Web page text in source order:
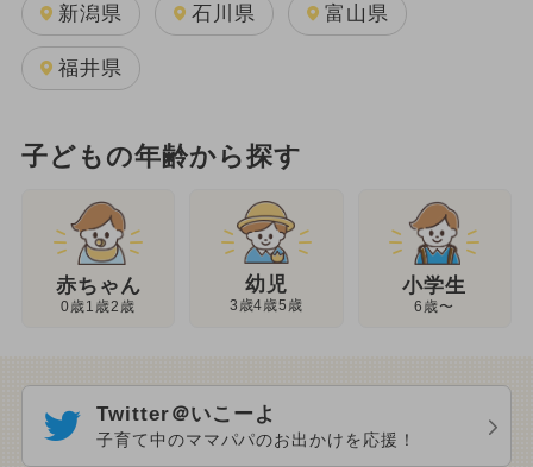
新潟県 石川県 富山県
福井県
子どもの年齢から探す
赤ちゃん
0歳1歳2歳
幼児
3歳4歳5歳
小学生
6歳〜
Twitter＠いこーよ
子育て中のママパパのお出かけを応援！